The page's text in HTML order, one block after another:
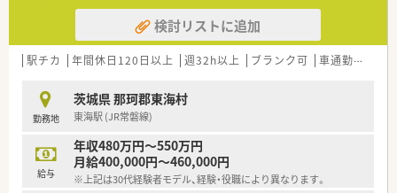
とも可能です。
■その他にも、管理部門や商品部門等の本社スタッフなど活動領
域は多種多様です。
■在宅実施店舗は年々増加しており、在宅医療へもしっかりと関
■育児休暇は3歳まで取得が可能で、時短制度は小学5年生まで
時短勤務ができるよう変更予定です。
■年間休日が120日とワークライフバランスが整っています
■日用品から常備薬まで、従業員割引制度など嬉しいメリットも
たくさんあります！
検討リストに追加
駅チカ 年間休日120日以上 週32h以上 ブランク可 車通勤可
勤務地
茨城県 那珂郡東海村
東海駅 (JR常磐線)
給与
年収480万円～550万円
月給400,000円～460,000円
※上記は30代経験者モデル、経験・役職により異なります。